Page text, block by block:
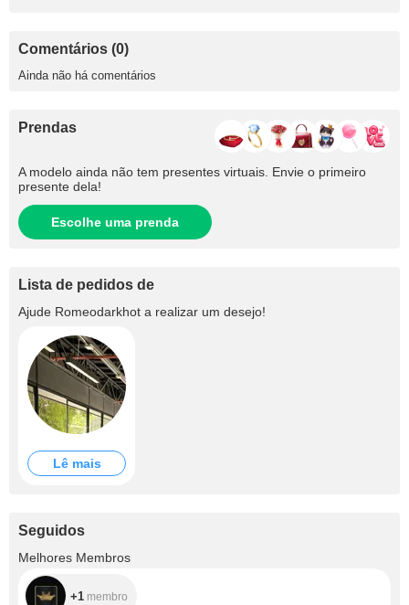
Comentários (0)
Ainda não há comentários
Prendas
A modelo ainda não tem presentes virtuais. Envie o primeiro
presente dela!
Escolhe uma prenda
Lista de pedidos de
Ajude Romeodarkhot a realizar um desejo!
Lê mais
Seguidos
Melhores Membros
+1
+1 membro